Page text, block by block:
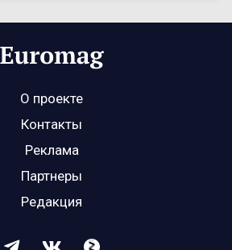
О проекте
Контакты
Реклама
Партнеры
Редакция